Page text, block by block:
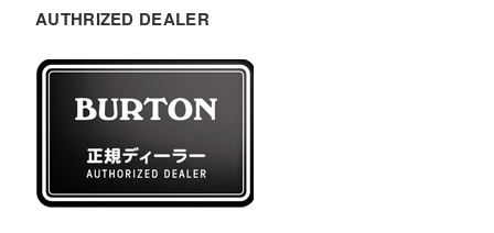
AUTHRIZED DEALER